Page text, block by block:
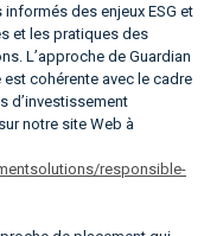
des enjeux ESG et
et les pratiques des
L’approche de Guardian
cohérente avec le cadre
d’investissement
notre site Web à
responsible-